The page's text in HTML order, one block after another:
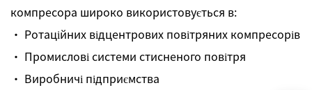
компресора широко використовується в:
· Ротаційних відцентрових повітряних компресорів
· Промислові системи стисненого повітря
· Виробничі підприємства